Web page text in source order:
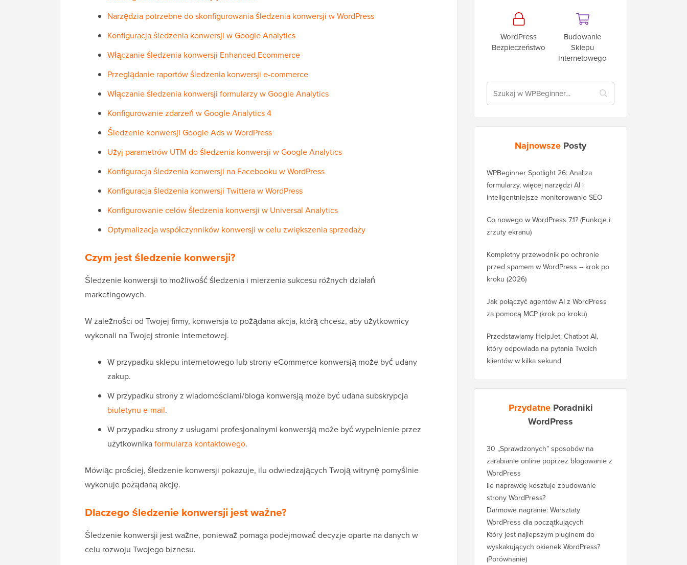
Narzędzia potrzebne do skonfigurowania śledzenia konwersji w WordPress
Konfiguracja śledzenia konwersji w Google Analytics
Włączanie śledzenia konwersji Enhanced Ecommerce
Przeglądanie raportów śledzenia konwersji e-commerce
Włączanie śledzenia konwersji formularzy w Google Analytics
Konfigurowanie zdarzeń w Google Analytics 4
Śledzenie konwersji Google Ads w WordPress
Użyj parametrów UTM do śledzenia konwersji w Google Analytics
Konfiguracja śledzenia konwersji na Facebooku w WordPress
Konfiguracja śledzenia konwersji Twittera w WordPress
Konfigurowanie celów śledzenia konwersji w Universal Analytics
Optymalizacja współczynników konwersji w celu zwiększenia sprzedaży
Czym jest śledzenie konwersji?
Śledzenie konwersji to możliwość śledzenia i mierzenia sukcesu różnych działań
marketingowych.
W zależności od Twojej firmy, konwersja to pożądana akcja, którą chcesz, aby użytkownicy
wykonali na Twojej stronie internetowej.
W przypadku sklepu internetowego lub strony eCommerce konwersją może być udany
zakup.
W przypadku strony z wiadomościami/bloga konwersją może być udana subskrypcja
biuletynu e-mail.
W przypadku strony z usługami profesjonalnymi konwersją może być wypełnienie przez
użytkownikaformularza kontaktowego.
Mówiąc prościej, śledzenie konwersji pokazuje, ilu odwiedzających Twoją witrynę pomyślnie
wykonuje pożądaną akcję.
Dlaczego śledzenie konwersji jest ważne?
Śledzenie konwersji jest ważne, ponieważ pomaga podejmować decyzje oparte na danych w
celu rozwoju Twojego biznesu.
WordPress
Bezpieczeństwo
Budowanie
Sklepu
Internetowego
Najnowsze Posty
WPBeginner Spotlight 26: Analiza
formularzy, więcej narzędzi AI i
inteligentniejsze monitorowanie SEO
Co nowego w WordPress 7.1? (Funkcje i
zrzuty ekranu)
Kompletny przewodnik po ochronie
przed spamem w WordPress – krok po
kroku (2026)
Jak połączyć agentów AI z WordPress
za pomocą MCP (krok po kroku)
Przedstawiamy HelpJet: Chatbot AI,
który odpowiada na pytania Twoich
klientów w kilka sekund
Przydatne Poradniki
WordPress
30 „Sprawdzonych” sposobów na
zarabianie online poprzez blogowanie z
WordPress
Ile naprawdę kosztuje zbudowanie
strony WordPress?
Darmowe nagranie: Warsztaty
WordPress dla początkujących
Który jest najlepszym pluginem do
wyskakujących okienek WordPress?
(Porównanie)